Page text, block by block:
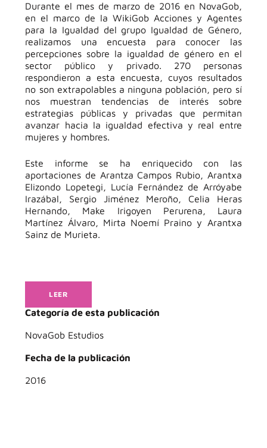
Durante el mes de marzo de 2016 en NovaGob,
en el marco de la WikiGob Acciones y Agentes
para la Igualdad del grupo Igualdad de Género,
realizamos una encuesta para conocer las
percepciones sobre la igualdad de género en el
sector público y privado. 270 personas
respondieron a esta encuesta, cuyos resultados
no son extrapolables a ninguna población, pero sí
nos muestran tendencias de interés sobre
estrategias públicas y privadas que permitan
avanzar hacia la igualdad efectiva y real entre
mujeres y hombres.
Este informe se ha enriquecido con las
aportaciones de Arantza Campos Rubio, Arantxa
Elizondo Lopetegi, Lucía Fernández de Arróyabe
Irazábal, Sergio Jiménez Meroño, Celia Heras
Hernando, Make Irigoyen Perurena, Laura
Martínez Álvaro, Mirta Noemí Praino y Arantxa
Sainz de Murieta.
LEER
Categoría de esta publicación
NovaGob Estudios
Fecha de la publicación
2016